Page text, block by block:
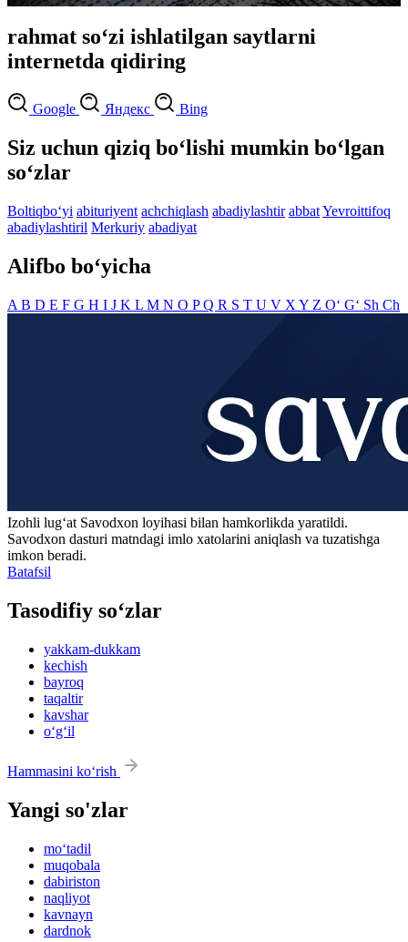
rahmat so‘zi ishlatilgan saytlarni
internetda qidiring
Google Яндекс Bing
Siz uchun qiziq bo‘lishi mumkin bo‘lgan
so‘zlar
Boltiqbo‘yi abituriyent achchiqlash abadiylashtir abbatYevroittifoq
abadiylashtiril Merkuriy abadiyat
Alifbo bo‘yicha
A B D E F G H I J K L M N O PQ R S T U V X Y Z O‘ G‘ Sh Ch
Izohli lugʻat Savodxon loyihasi bilan hamkorlikda yaratildi.
Savodxon dasturi matndagi imlo xatolarini aniqlash va tuzatishga
imkon beradi.
Batafsil
Tasodifiy so‘zlar
yakkam-dukkam
kechish
bayroq
taqaltir
kavshar
o‘g‘il
Hammasini ko‘rish
Yangi so'zlar
mo‘tadil
muqobala
dabiriston
naqliyot
kavnayn
dardnok